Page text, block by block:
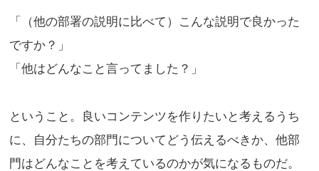
「（他の部署の説明に比べて）こんな説明で良かった
ですか？」
「他はどんなこと言ってました？」
ということ。良いコンテンツを作りたいと考えるうち
に、自分たちの部門についてどう伝えるべきか、他部
門はどんなことを考えているのかが気になるものだ。